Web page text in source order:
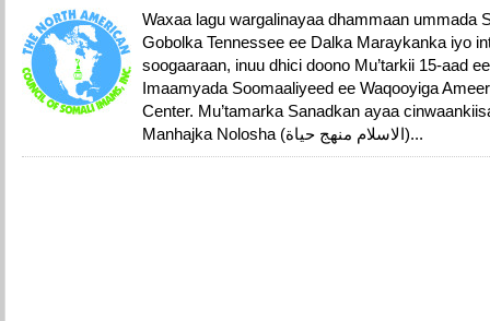
Waxaa lagu wargalinayaa dhammaan ummada
Gobolka Tennessee ee Dalka Maraykanka iyo
soogaaraan, inuu dhici doono Mu’tarkii 15-aad
Imaamyada Soomaaliyeed ee Waqooyiga
Center. Mu’tamarka Sanadkan ayaa
Manhajka Nolosha (الاسلام منهج حياة)...